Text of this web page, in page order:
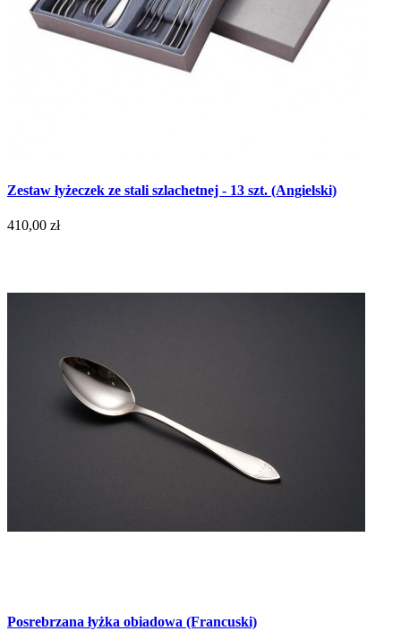
Zestaw łyżeczek ze stali szlachetnej - 13 szt. (Angielski)
410,00 zł
Posrebrzana łyżka obiadowa (Francuski)